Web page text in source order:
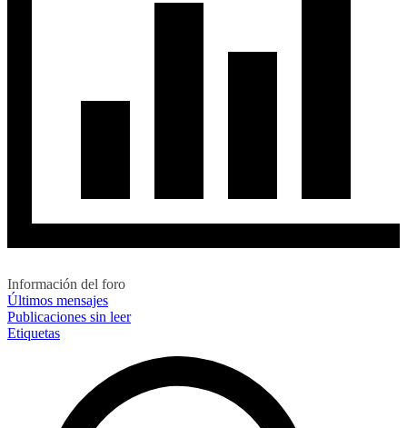
Información del foro
Últimos mensajes
Publicaciones sin leer
Etiquetas